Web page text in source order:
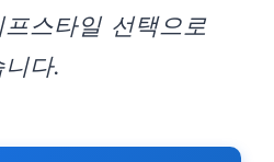
스타일 선택으로
다.